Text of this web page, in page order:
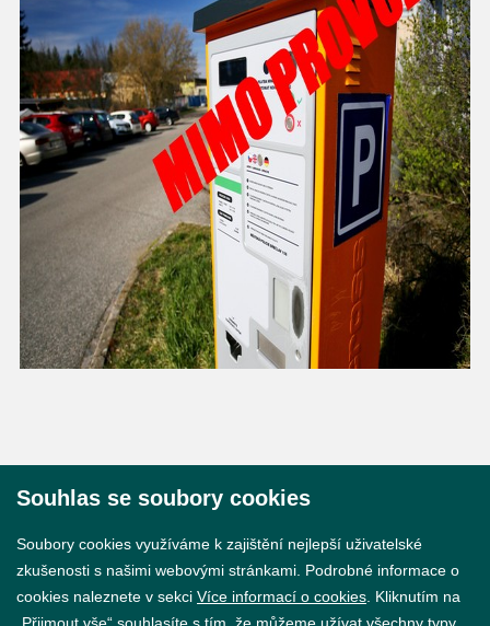
Souhlas se soubory cookies
Soubory cookies využíváme k zajištění nejlepší uživatelské
zkušenosti s našimi webovými stránkami. Podrobné informace o
cookies naleznete v sekci Více informací o cookies . Kliknutím na